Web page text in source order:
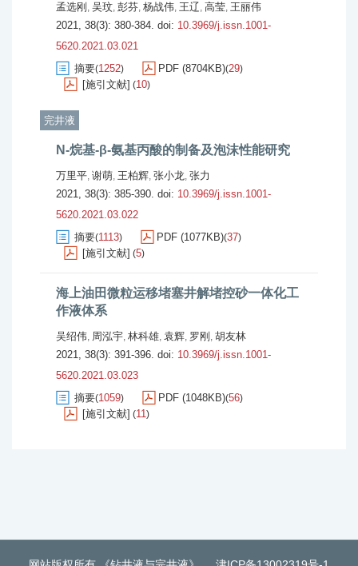
孟选刚 , 吴玟, 彭芬, 杨战伟, 王辽, 高莹, 王丽伟
2021, 38(3): 380-384. doi: 10.3969/j.issn.1001-
5620.2021.03.021
摘要(1252) PDF (8704KB)(29)
[施引文献] (10)
完井液
N-烷基-β-氨基丙酸的制备及泡沫性能研究
万里平, 谢萌, 王柏辉, 张小龙, 张力
2021, 38(3): 385-390. doi: 10.3969/j.issn.1001-
5620.2021.03.022
摘要(1113) PDF (1077KB)(37)
[施引文献] (5)
海上油田微粒运移堵塞井解堵控砂一体化工
作液体系
吴绍伟, 周泓宇, 林科雄, 袁辉, 罗刚 , 胡友林
2021, 38(3): 391-396. doi: 10.3969/j.issn.1001-
5620.2021.03.023
摘要(1059) PDF (1048KB)(56)
[施引文献] (11)